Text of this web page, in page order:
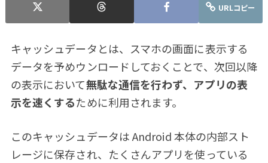
URLコピー
キャッシュデータとは、スマホの画面に表示する
データを予めウンロードしておくことで、次回以降
の表示において無駄な通信を行わず、アプリの表
示を速くするために利用されます。
このキャッシュデータは Android 本体の内部スト
レージに保存され、たくさんアプリを使っている